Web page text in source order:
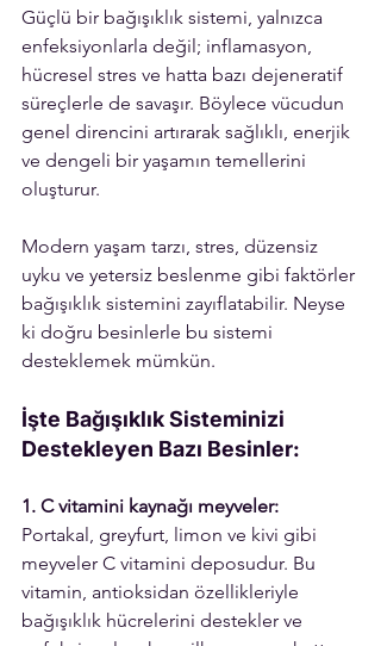
Güçlü bir bağışıklık sistemi, yalnızca
enfeksiyonlarla değil; inflamasyon,
hücresel stres ve hatta bazı dejeneratif
süreçlerle de savaşır. Böylece vücudun
genel direncini artırarak sağlıklı, enerjik
ve dengeli bir yaşamın temellerini
oluşturur.
Modern yaşam tarzı, stres, düzensiz
uyku ve yetersiz beslenme gibi faktörler
bağışıklık sistemini zayıflatabilir. Neyse
ki doğru besinlerle bu sistemi
desteklemek mümkün.
İşte Bağışıklık Sisteminizi
Destekleyen Bazı Besinler:
1. C vitamini kaynağı meyveler:
Portakal, greyfurt, limon ve kivi gibi
meyveler C vitamini deposudur. Bu
vitamin, antioksidan özellikleriyle
bağışıklık hücrelerini destekler ve